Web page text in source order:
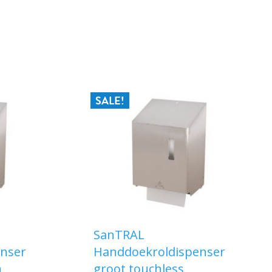
SALE!
SanTRAL
Handdoekroldispenser
groot touchless